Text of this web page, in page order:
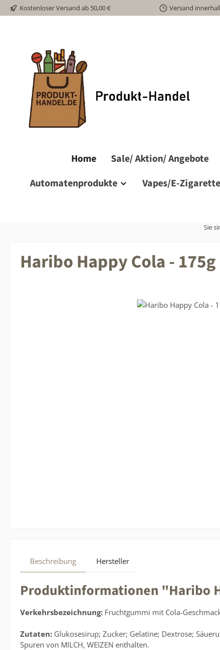
Hauptinhalt springen
Zur Suche springen
Zur Hauptnavigation springen
Kostenloser Versand ab 50,00 € Versand
Home Sale/ Aktion/ Angebote
Automatenprodukte
Vapes/E-
Sie
Haribo Happy Cola -
Beschreibung Hersteller
Produktinformationen "Haribo
Verkehrsbezeichnung: Fruchtgummi mit Cola-
Zutaten: Glukosesirup; Zucker; Gelatine; Dextrose;
Spuren von MILCH, WEIZEN enthalten.